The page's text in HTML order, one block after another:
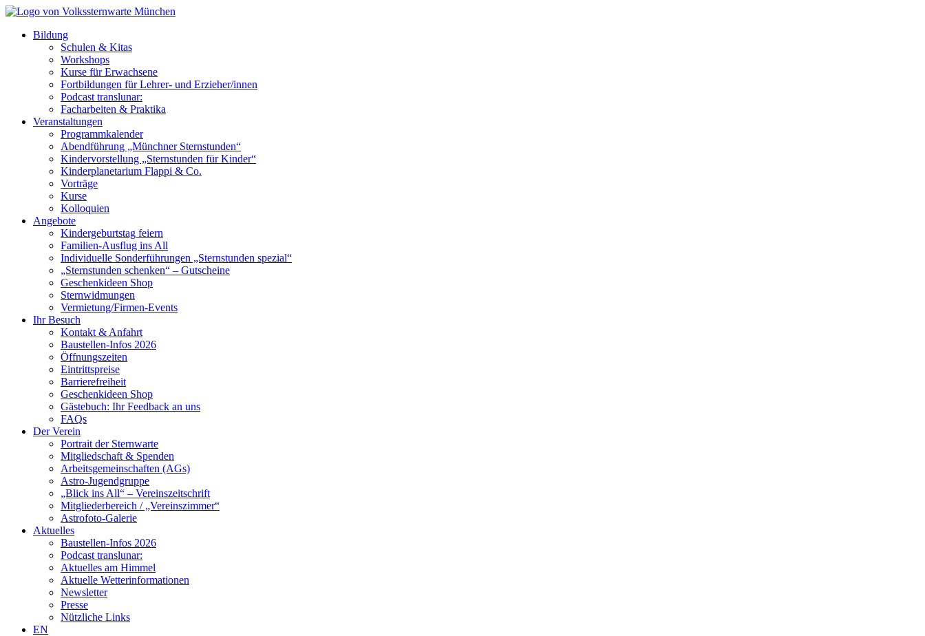
Bildung
Schulen & Kitas
Workshops
Kurse für Erwachsene
Fortbildungen für Lehrer- und Erzieher/innen
Podcast translunar:
Facharbeiten & Praktika
Veranstaltungen
Programmkalender
Abendführung „Münchner Sternstunden“
Kindervorstellung „Sternstunden für Kinder“
Kinderplanetarium Flappi & Co.
Vorträge
Kurse
Kolloquien
Angebote
Kindergeburtstag feiern
Familien-Ausflug ins All
Individuelle Sonderführungen „Sternstunden spezial“
„Sternstunden schenken“ – Gutscheine
Geschenkideen Shop
Sternwidmungen
Vermietung/Firmen-Events
Ihr Besuch
Kontakt & Anfahrt
Baustellen-Infos 2026
Öffnungszeiten
Eintrittspreise
Barrierefreiheit
Geschenkideen Shop
Gästebuch: Ihr Feedback an uns
FAQs
Der Verein
Portrait der Sternwarte
Mitgliedschaft & Spenden
Arbeitsgemeinschaften (AGs)
Astro-Jugendgruppe
„Blick ins All“ – Vereinszeitschrift
Mitgliederbereich / „Vereinszimmer“
Astrofoto-Galerie
Aktuelles
Baustellen-Infos 2026
Podcast translunar:
Aktuelles am Himmel
Aktuelle Wetterinformationen
Newsletter
Presse
Nützliche Links
EN